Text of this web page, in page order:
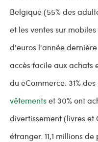
Belgique (55% des
et les ventes sur
d'euros l'année dernière
accès facile aux achats
du eCommerce. 31%
vêtementset 30% ont
divertissement (livres
étranger. 11,1 millions